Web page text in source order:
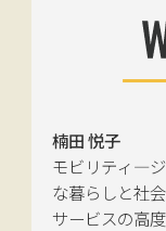
楠田 悦子
モビリティ―
な暮らしと社
サービスの高